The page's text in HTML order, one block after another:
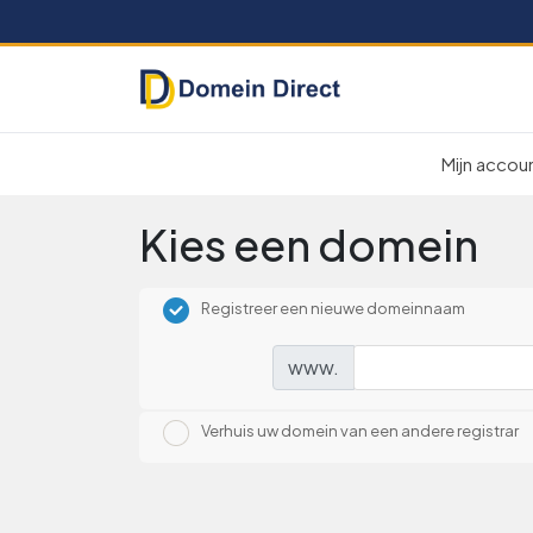
Mijn
Kies een domein
Registreer een nieuwe domeinnaam
www.
Verhuis uw domein van een andere registrar